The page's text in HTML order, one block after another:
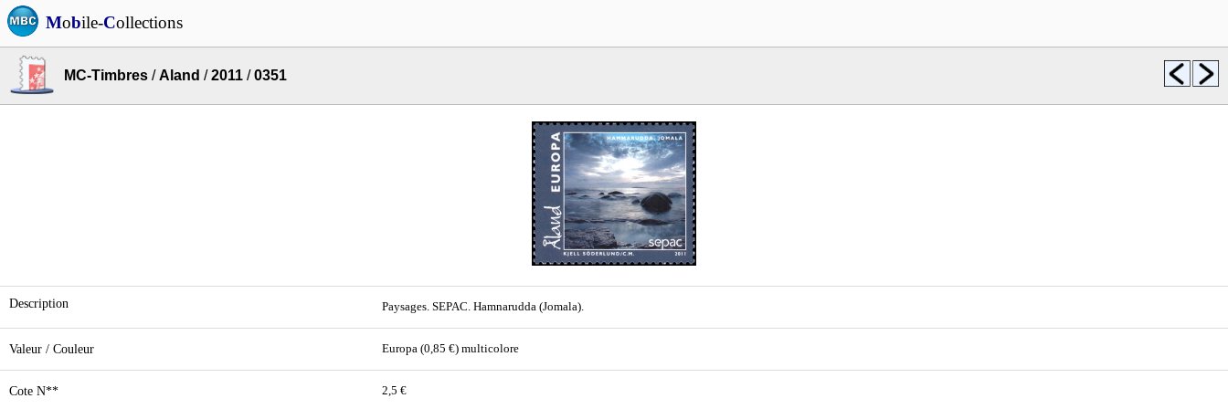
Mobile-Collections
MC-Timbres /Aland /2011 /0351
Description Paysages. SEPAC. Hamnarudda (Jomala).
Valeur / Couleur Europa (0,85 €) multicolore
Cote N** 2,5 €